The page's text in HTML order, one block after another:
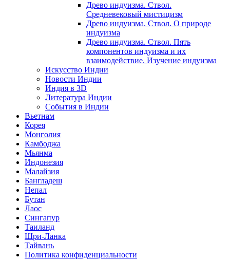
Древо индуизма. Ствол.
Средневековый мистицизм
Древо индуизма. Ствол. О природе
индуизма
Древо индуизма. Ствол. Пять
компонентов индуизма и их
взаимодействие. Изучение индуизма
Искусство Индии
Новости Индии
Индия в 3D
Литература Индии
События в Индии
Вьетнам
Корея
Монголия
Камбоджа
Мьянма
Индонезия
Малайзия
Бангладеш
Непал
Бутан
Лаос
Сингапур
Таиланд
Шри-Ланка
Тайвань
Политика конфиденциальности